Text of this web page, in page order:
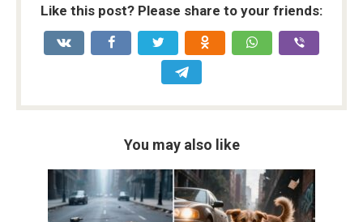
Like this post? Please share to your friends:
You may also like